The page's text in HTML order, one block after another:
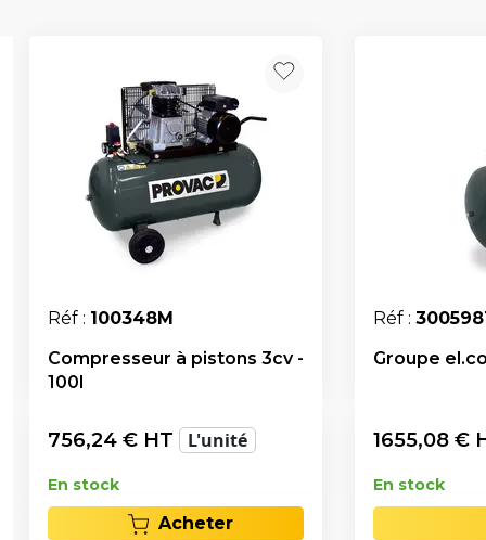
Réf : 100348M
Compresseur à pistons 3cv -
100l
756,24 € HT L'unité
En stock
Acheter
Réf :
Groupe
1655,08 €
En stock